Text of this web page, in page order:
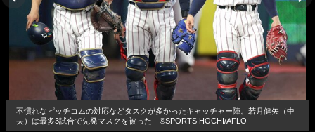
不慣れなピッチコムの対応などタスクが多かったキャッチャー陣。若月健矢（中
央）は最多3試合で先発マスクを被った ©︎SPORTS HOCHI/AFLO